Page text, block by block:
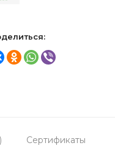
Сертификаты